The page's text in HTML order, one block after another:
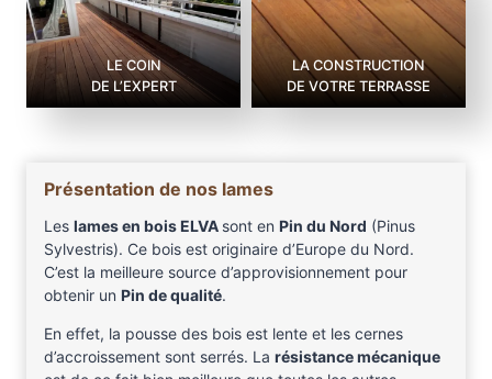
LE COIN
DE L’EXPERT
LA CONSTRUCTION
DE VOTRE TERRASSE
Présentation de nos lames
Les lames en bois ELVA sont en Pin du Nord (Pinus
Sylvestris). Ce bois est originaire d’Europe du Nord.
C’est la meilleure source d’approvisionnement pour
obtenir un Pin de qualité.
En effet, la pousse des bois est lente et les cernes
d’accroissement sont serrés. La résistance mécanique